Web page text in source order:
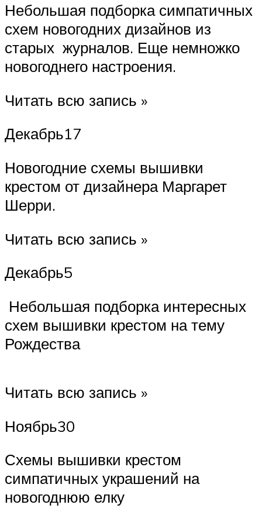
Небольшая подборка симпатичных
схем новогодних дизайнов из
старых журналов. Еще немножко
новогоднего настроения.
Читать всю запись »
Декабрь17
Новогодние схемы вышивки
крестом от дизайнера Маргарет
Шерри.
Читать всю запись »
Декабрь5
Небольшая подборка интересных
схем вышивки крестом на тему
Рождества
Читать всю запись »
Ноябрь30
Схемы вышивки крестом
симпатичных украшений на
новогоднюю елку